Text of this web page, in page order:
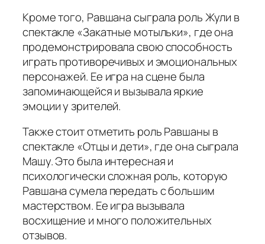
Кроме того, Равшана сыграла роль Жули в
спектакле «Закатные мотыльки», где она
продемонстрировала свою способность
играть противоречивых и эмоциональных
персонажей. Ее игра на сцене была
запоминающейся и вызывала яркие
эмоции у зрителей.
Также стоит отметить роль Равшаны в
спектакле «Отцы и дети», где она сыграла
Машу. Это была интересная и
психологически сложная роль, которую
Равшана сумела передать с большим
мастерством. Ее игра вызывала
восхищение и много положительных
отзывов.